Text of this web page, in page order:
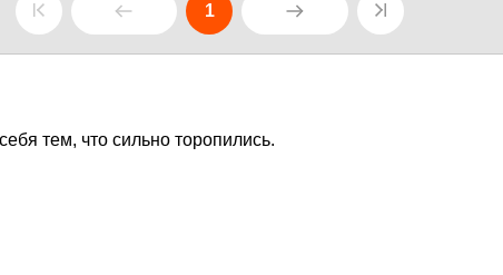
1
тем, что сильно торопились.